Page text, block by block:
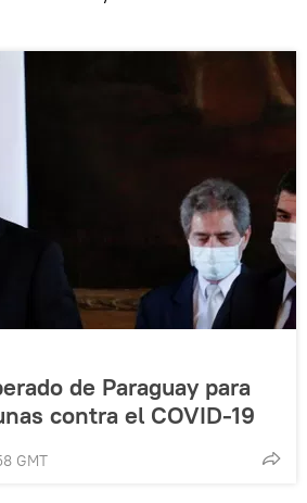
de Paraguay para
contra el COVID-19
GMT